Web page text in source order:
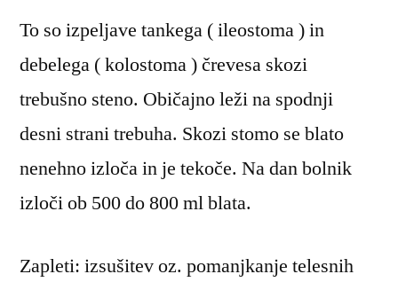
To so izpeljave tankega ( ileostoma ) in
debelega ( kolostoma ) črevesa skozi
trebušno steno. Običajno leži na spodnji
desni strani trebuha. Skozi stomo se blato
nenehno izloča in je tekoče. Na dan bolnik
izloči ob 500 do 800 ml blata.
Zapleti: izsušitev oz. pomanjkanje telesnih